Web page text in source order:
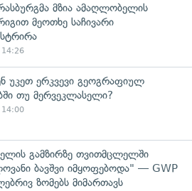
მზია ამაღლობელის
მეოთხე საჩივარი
14:26
უკეთ ერკვევი გეოგრაფიულ
თუ მერვეკლასელი?
14:00
გამზირზე თვითმცლელში
ბავშვი იმყოფებოდა" — GWP
ზომებს მიმართავს